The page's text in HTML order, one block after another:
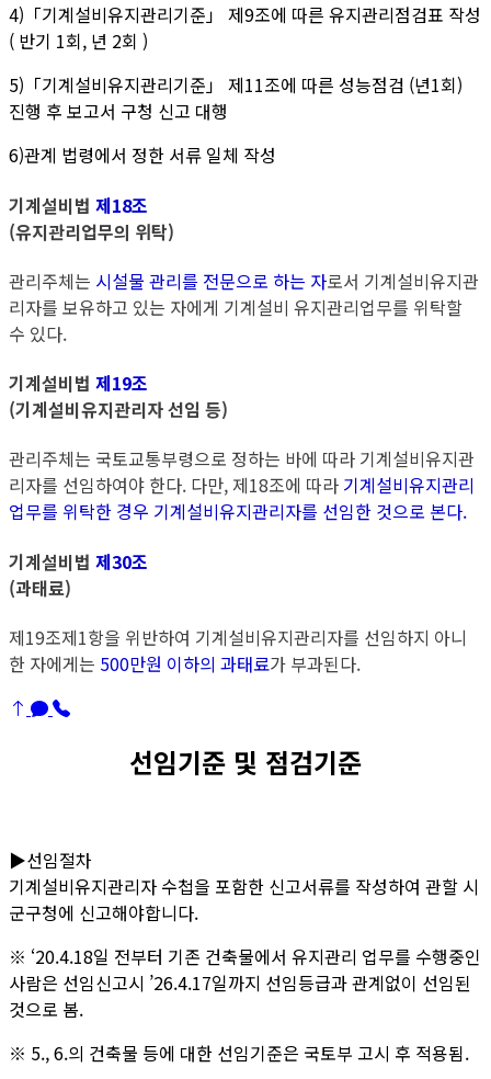
4)「기계설비유지관리기준」 제9조에 따른 유지관리점검표 작성
( 반기 1회, 년 2회 )
5)「기계설비유지관리기준」 제11조에 따른 성능점검 (년1회)
진행 후 보고서 구청 신고 대행
6)관계 법령에서 정한 서류 일체 작성
기계설비법 제18조
​(유지관리업무의 위탁)
관리주체는 시설물 관리를 전문으로 하는 자로서 기계설비유지관
리자를 보유하고 있는 자에게 기계설비 유지관리업무를 위탁할
수 있다.
기계설비법 제19조
​(기계설비유지관리자 선임 등)
관리주체는 국토교통부령으로 정하는 바에 따라 기계설비유지관
리자를 선임하여야 한다. 다만, 제18조에 따라 기계설비유지관리
업무를 위탁한 경우 기계설비유지관리자를 선임한 것으로 본다.
기계설비법 제30조
​(과태료)
제19조제1항을 위반하여 기계설비유지관리자를 선임하지 아니
한 자에게는 500만원 이하의 과태료가 부과된다.
선임기준 및 점검기준
▶선임절차
기계설비유지관리자 수첩을 포함한 신고서류를 작성하여 관할 시
군구청에 신고해야합니다.
※ ‘20.4.18일 전부터 기존 건축물에서 유지관리 업무를 수행중인
사람은 선임신고시 ’26.4.17일까지 선임등급과 관계없이 선임된
것으로 봄.
※ 5., 6.의 건축물 등에 대한 선임기준은 국토부 고시 후 적용됨.